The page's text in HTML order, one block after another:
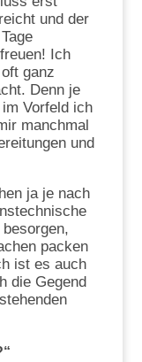
und der
Ich
ganz
Denn je
Vorfeld ich
manchmal
und
ja je nach
packen
ist es auch
die Gegend